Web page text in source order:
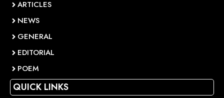
ARTICLES
NEWS
GENERAL
EDITORIAL
POEM
QUICK LINKS